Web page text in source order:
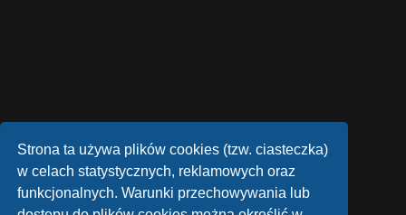
Strona ta używa plików cookies (tzw. ciasteczka)
w celach statystycznych, reklamowych oraz
funkcjonalnych. Warunki przechowywania lub